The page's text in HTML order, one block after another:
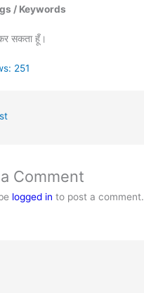
/ Keywords
सकता हूँ।
251
Comment
logged in to post a comment.